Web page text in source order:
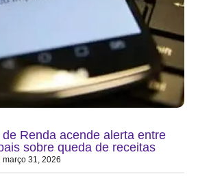
Renda acende alerta entre
sobre queda de receitas
março 31, 2026